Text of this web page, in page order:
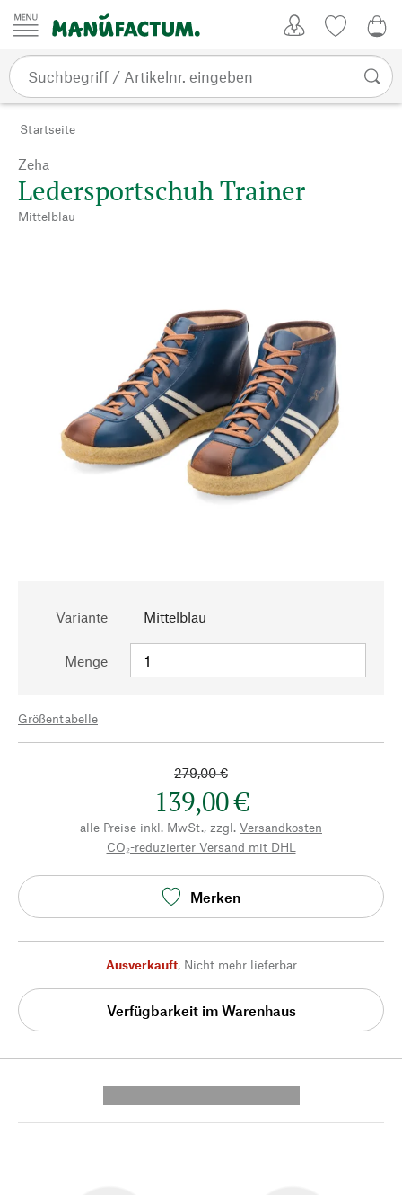
Zum Inhalt springen
Startseite
Zeha
Ledersportschuh Trainer
Mittelblau
Variante Mittelblau
Menge
Größentabelle
279,00 €
139,00 €
alle Preise inkl. MwSt., zzgl. Versandkosten
CO₂-reduzierter Versand mit DHL
Merken
Ausverkauft, Nicht mehr lieferbar
Verfügbarkeit im Warenhaus